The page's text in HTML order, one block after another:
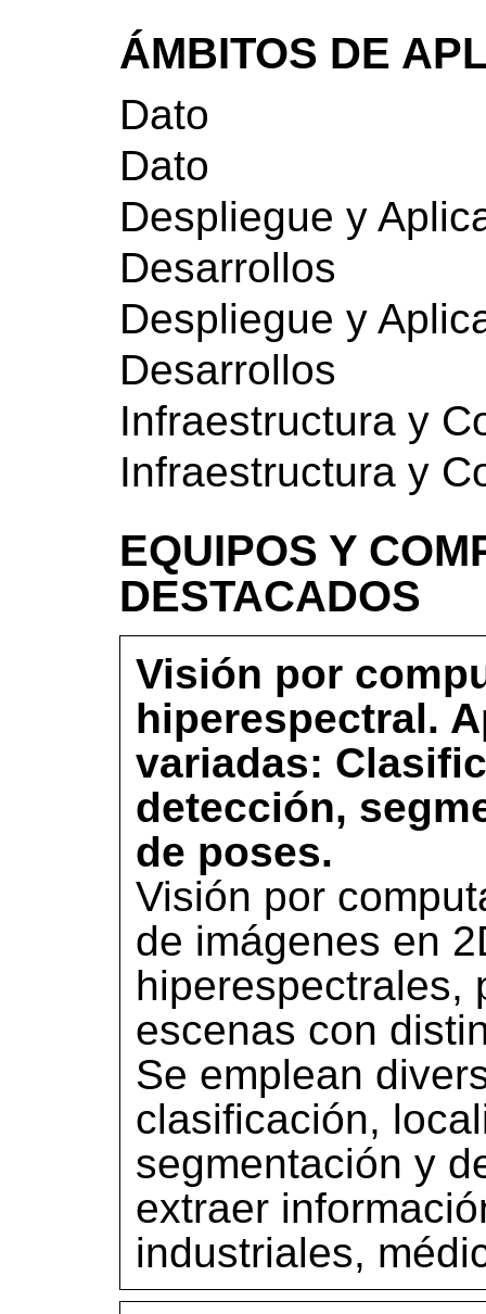
ÁMBITOS DE
Dato
Dato
Despliegue y
Desarrollos
Despliegue y
Desarrollos
Infraestructura y
Infraestructura y
EQUIPOS Y
DESTACADOS
Visión por
hiperespectral.
variadas:
detección,
de poses.
Visión por
de imágenes en
hiperespectrales,
escenas con
Se emplean
clasificación,
segmentación y
extraer
industriales,